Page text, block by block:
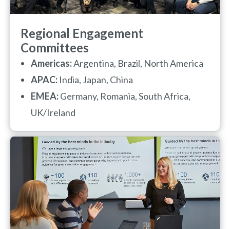
Regional Engagement
Committees
Americas:Argentina, Brazil, North America
APAC: India, Japan, China
EMEA:Germany, Romania, South Africa,
UK/Ireland